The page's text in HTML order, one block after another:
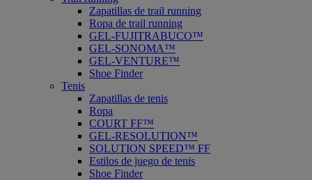
Zapatillas de trail running
Ropa de trail running
GEL-FUJITRABUCO™
GEL-SONOMA™
GEL-VENTURE™
Shoe Finder
Tenis
Zapatillas de tenis
Ropa
COURT FF™
GEL-RESOLUTION™
SOLUTION SPEED™ FF
Estilos de juego de tenis
Shoe Finder